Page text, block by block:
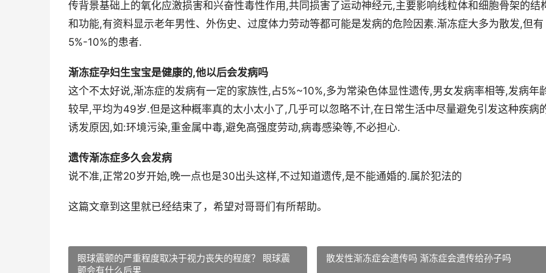
传背景基础上的氧化应激损害和兴奋性毒性作用,共同损害了运动神经元,主要影响线粒体和细胞骨架的结
和功能,有资料显示老年男性、外伤史、过度体力劳动等都可能是发病的危险因素.渐冻症大多为散发,但有
5%-10%的患者.
渐冻症孕妇生宝宝是健康的,他以后会发病吗
这个不太好说,渐冻症的发病有一定的家族性,占5%~10%,多为常染色体显性遗传,男女发病率相等,发病年
较早,平均为49岁.但是这种概率真的太小太小了,几乎可以忽略不计,在日常生活中尽量避免引发这种疾病
诱发原因,如:环境污染,重金属中毒,避免高强度劳动,病毒感染等,不必担心.
遗传渐冻症多久会发病
说不准,正常20岁开始,晚一点也是30出头这样,不过知道遗传,是不能通婚的.属於犯法的
这篇文章到这里就已经结束了，希望对哥哥们有所帮助。
眼球震颤的严重程度取决于视力丧失的程度？ 眼球震
颤会有什么后果
散发性渐冻症会遗传吗 渐冻症会遗传给孙子吗